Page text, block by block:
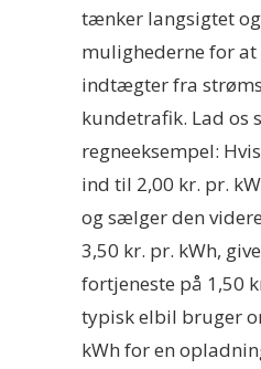
tænker langsigtet
mulighederne for at
indtægter fra
kundetrafik. Lad os
regneeksempel:
ind til 2,00 kr. pr.
og sælger den
3,50 kr. pr. kWh,
fortjeneste på 1,50
typisk elbil bruger
kWh for en